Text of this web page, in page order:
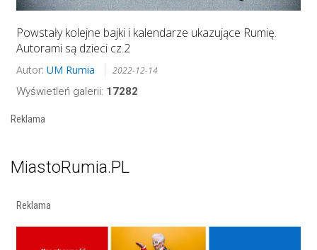
Powstały kolejne bajki i kalendarze ukazujące Rumię.
Autorami są dzieci cz.2
Autor: UM Rumia 2022-12-14
Wyświetleń galerii: 17282
Reklama
MiastoRumia.PL
Reklama